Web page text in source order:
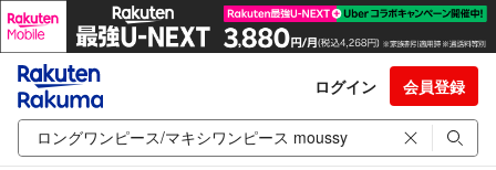
ログイン 会員登録